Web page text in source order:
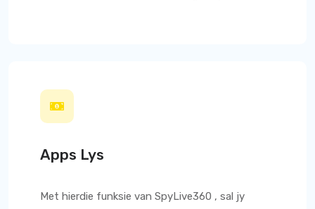
Apps Lys
Met hierdie funksie van SpyLive360 , sal jy